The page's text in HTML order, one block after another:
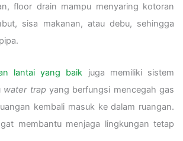
floor drain mampu menyaring kotoran
sisa makanan, atau debu, sehingga
lantai yang baik juga memiliki sistem
water trap yang berfungsi mencegah gas
kembali masuk ke dalam ruangan.
membantu menjaga lingkungan tetap